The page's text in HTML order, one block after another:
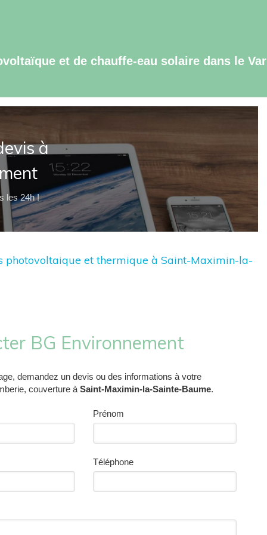
et de chauffe-eau solaire dans le Var
à
les 24h !
photovoltaique et thermique à Saint-Maximin-la-
BG Environnement
demandez un devis ou des informations à votre
couverture àSaint-Maximin-la-Sainte-Baume.
Prénom
Téléphone